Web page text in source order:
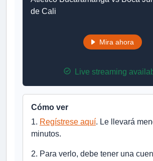
de Cali
Mira ahora
Live streaming
Cómo ver
1. Regístrese aquí. Le llevará
minutos.
2. Para verlo, debe tener una